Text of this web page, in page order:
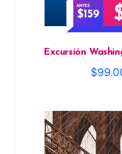
Excursión
$